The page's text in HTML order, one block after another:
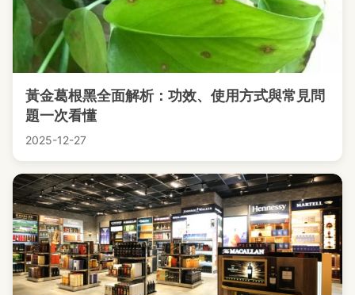
黃金葛根黑全面解析：功效、使用方式與常見問
題一次看懂
2025-12-27